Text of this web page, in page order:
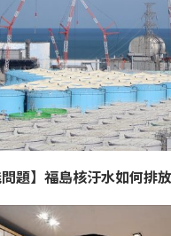
問題】福島核汙水如何排